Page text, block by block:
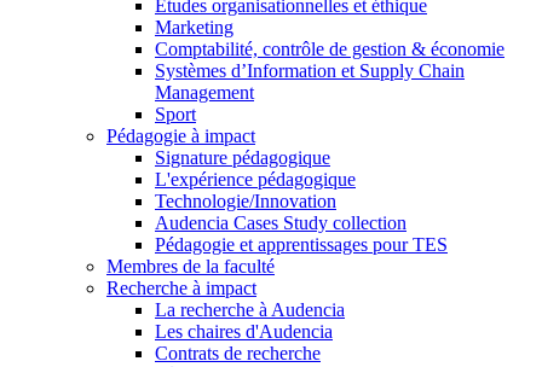
Études organisationnelles et éthique
Marketing
Comptabilité, contrôle de gestion & économie
Systèmes d’Information et Supply Chain
Management
Sport
Pédagogie à impact
Signature pédagogique
L'expérience pédagogique
Technologie/Innovation
Audencia Cases Study collection
Pédagogie et apprentissages pour TES
Membres de la faculté
Recherche à impact
La recherche à Audencia
Les chaires d'Audencia
Contrats de recherche